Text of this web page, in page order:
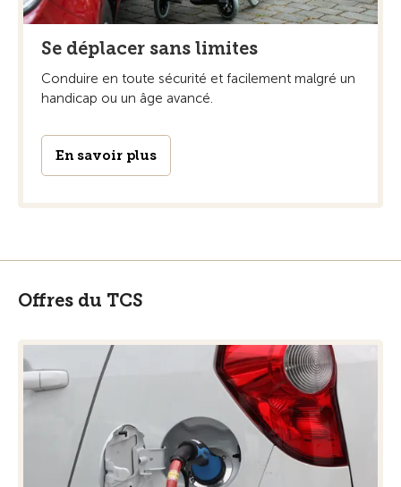
Se déplacer sans limites
Conduire en toute sécurité et facilement malgré un
handicap ou un âge avancé.
En savoir plus
Offres du TCS